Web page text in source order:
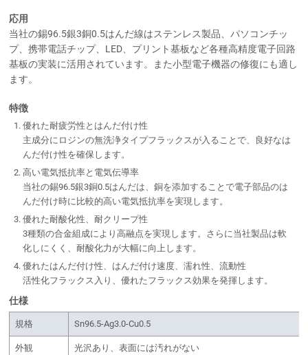
応用
当社の錫96.5銀3銅0.5はんだ線はステンレス製品、パソコンチッ
プ、携帯電話チップ、LED、プリント基板など各種高精度電子回路
基板の実装に活用されています。また小型電子機器の修復にも適し
ます。
特徴
優れた耐疲労性とはんだ付け性
主成分にロジンの無洗浄タイプフラックスが入ることで、良好なは
んだ付け性を確保します。
高い電気抵抗率と電気伝導率
当社の錫96.5銀3銅0.5はんだは、銅を添加することで電子部品のは
んだ付け時に比較的高い電気抵抗率を実現します。
優れた耐酸化性、耐クリープ性
3種類の合金組成により高融点を実現します。さらに当社製品は軟
化しにくく、耐酸化力が大幅に向上します。
優れたはんだ付け性、はんだ付け速度、濡れ性、流動性
活性化フラックス入り、優れたフラックス効果を発揮します。
仕様
規格 Sn96.5-Ag3.0-Cu0.5
外観 光沢あり、表面には汚れがない